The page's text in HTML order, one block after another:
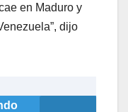
en Maduro y
dijo